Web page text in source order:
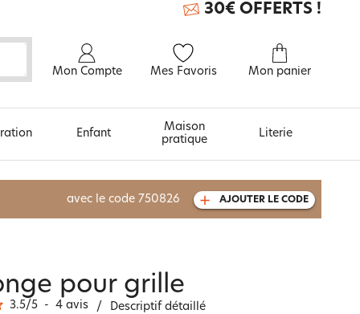
Mon Compte Mes Favoris Mon panier
30€ OFFERTS !
À découvrir aussi
Carte cadeau
Enfant
Maison
pratique
Literie
avec le code 750826 AJOUTER LE CODE
pour grille
3.5/5 - 4 avis / Descriptif détaillé